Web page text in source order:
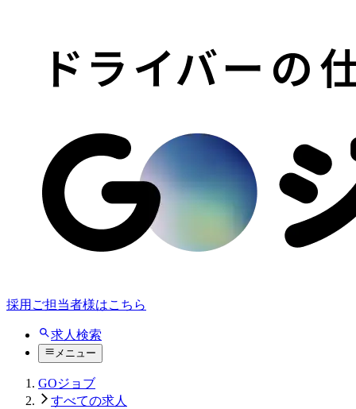
採用ご担当者様はこちら
求人検索
メニュー
GOジョブ
すべての求人